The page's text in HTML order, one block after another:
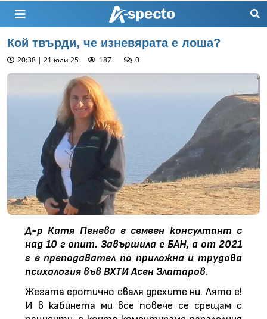
Кой твърди, че изневярата е лоша?
20:38 | 21 юли 25 187 0
Д-р Катя Пенева е семеен консултант с
над 10 г опит. Завършила е БАН, а от 2021
г е преподавател по приложна и трудова
психология във ВХТИ Асен Златаров.
Жегата еротично сваля дрехите ни. Лято е!
И в кабинета ми все повече се срещам с